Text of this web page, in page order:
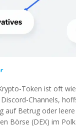
Token ist oft
Channels,
auf Betrug oder
Börse (DEX) im